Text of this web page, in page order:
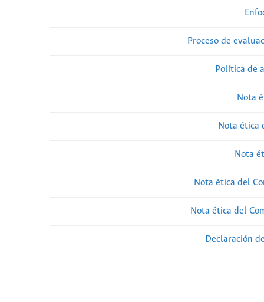
Proceso de
Política de
Nota
Nota ética
Nota
Nota ética del
Nota ética del
Declaración